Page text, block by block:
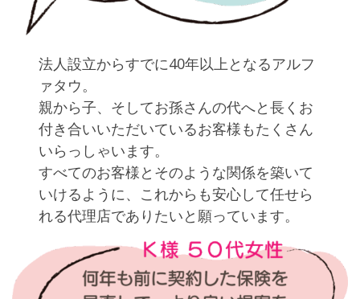
法人設立からすでに40年以上となるアルフ
ァタウ。
親から子、そしてお孫さんの代へと長くお
付き合いいただいているお客様もたくさん
いらっしゃいます。
すべてのお客様とそのような関係を築いて
いけるように、これからも安心して任せら
れる代理店でありたいと願っています。